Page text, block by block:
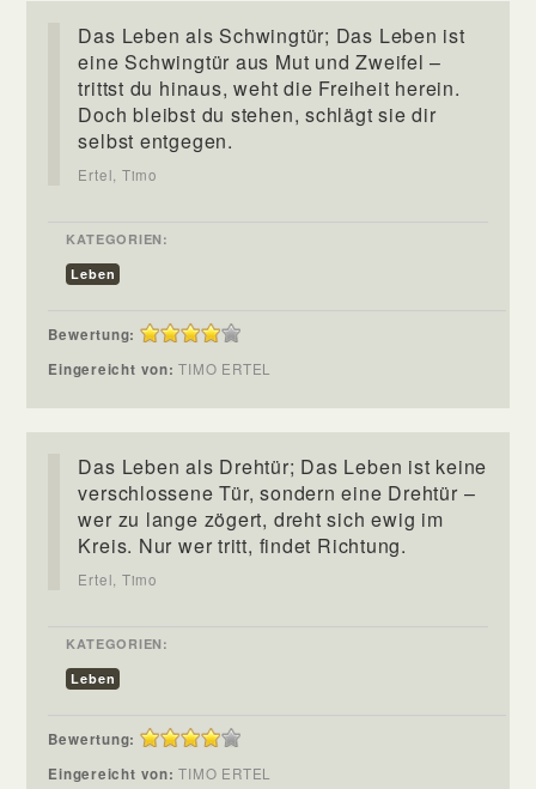
Das Leben als Schwingtür; Das Leben ist
eine Schwingtür aus Mut und Zweifel –
trittst du hinaus, weht die Freiheit herein.
Doch bleibst du stehen, schlägt sie dir
selbst entgegen.
Ertel, Timo
KATEGORIEN:
Leben
Bewertung:
Eingereicht von:TIMO ERTEL
Das Leben als Drehtür; Das Leben ist keine
verschlossene Tür, sondern eine Drehtür –
wer zu lange zögert, dreht sich ewig im
Kreis. Nur wer tritt, findet Richtung.
Ertel, Timo
KATEGORIEN:
Leben
Bewertung:
Eingereicht von:TIMO ERTEL